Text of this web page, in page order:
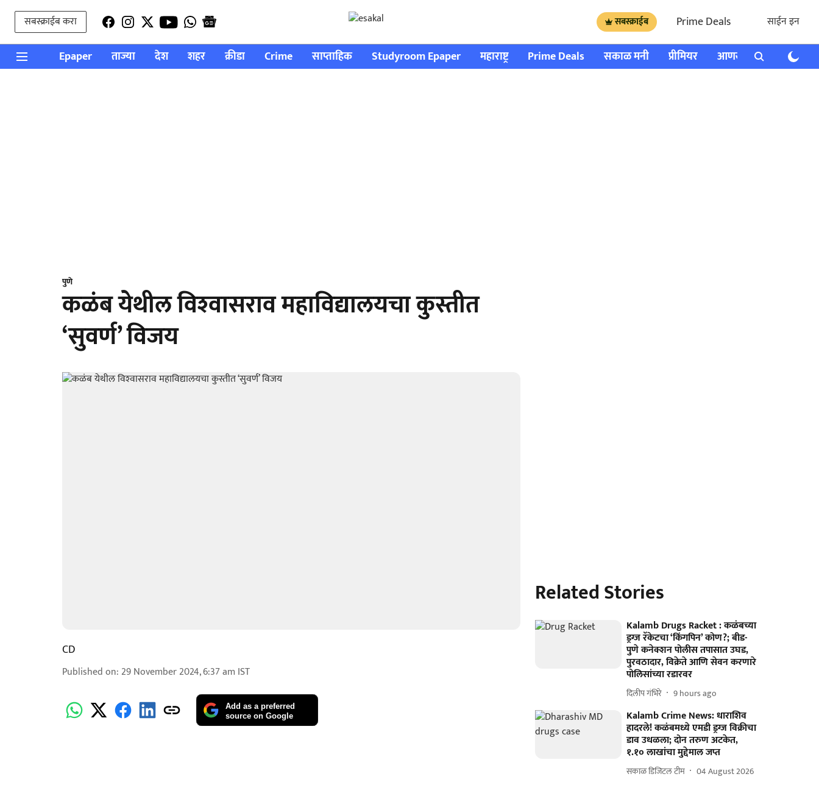
सबस्क्राईब करा सबस्क्राईब Prime Deals साईन इन
Epaper ताज्या देश शहर क्रीडा Crime साप्ताहिक Studyroom Epaper महाराष्ट्र Prime Deals सकाळ मनी प्रीमियर आणखी राशी भविष्य
पुणे
कळंब येथील विश्‍वासराव महाविद्यालयचा कुस्तीत
‘सुवर्ण’ विजय
CD
Published on: 29 November 2024, 6:37 am IST
Add as a preferred
source on Google
Related Stories
Kalamb Drugs Racket : कळंबच्या
ड्रग्ज रॅकेटचा ‘किंगपिन’ कोण?; बीड-
पुणे कनेक्शन पोलीस तपासात उघड,
पुरवठादार, विक्रेते आणि सेवन करणारे
पोलिसांच्या रडारवर
दिलीप गंभिरे 9 hours ago
Kalamb Crime News: धाराशिव
हादरले! कळंबमध्ये एमडी ड्रग्ज विक्रीचा
डाव उधळला; दोन तरुण अटकेत,
१.१० लाखांचा मुद्देमाल जप्त
सकाळ डिजिटल टीम 04 August 2026